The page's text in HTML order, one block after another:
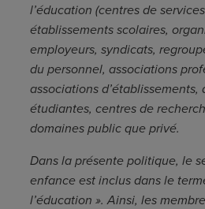
l’éducation (centres de
établissements scolaires,
employeurs, syndicats,
du personnel, associations
associations d’établissements,
étudiantes, centres de
domaines public que privé.
Dans la présente politique, le
enfance est inclus dans le
l’éducation ». Ainsi, les